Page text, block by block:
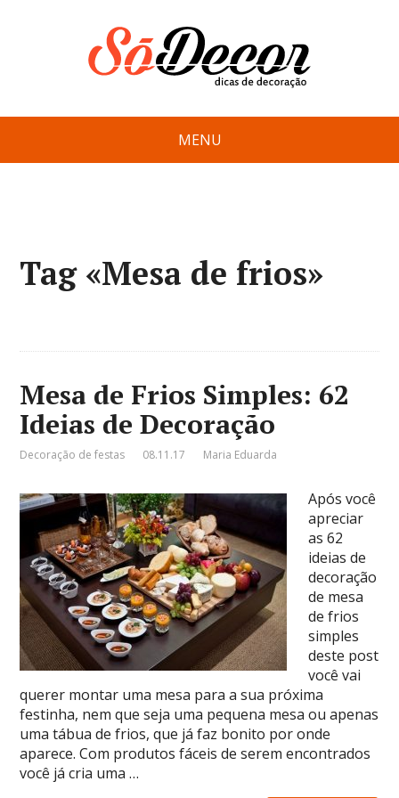
MENU
Tag «Mesa de frios»
Mesa de Frios Simples: 62
Ideias de Decoração
Decoração de festas 08.11.17 Maria Eduarda
Após você
apreciar
as 62
ideias de
decoração
de mesa
de frios
simples
deste post
você vai
querer montar uma mesa para a sua próxima
festinha, nem que seja uma pequena mesa ou apenas
uma tábua de frios, que já faz bonito por onde
aparece. Com produtos fáceis de serem encontrados
você já cria uma …